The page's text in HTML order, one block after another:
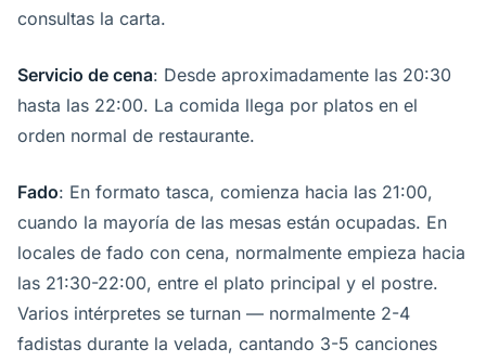
consultas la carta.
Servicio de cena: Desde aproximadamente las 20:30
hasta las 22:00. La comida llega por platos en el
orden normal de restaurante.
Fado: En formato tasca, comienza hacia las 21:00,
cuando la mayoría de las mesas están ocupadas. En
locales de fado con cena, normalmente empieza hacia
las 21:30-22:00, entre el plato principal y el postre.
Varios intérpretes se turnan — normalmente 2-4
fadistas durante la velada, cantando 3-5 canciones